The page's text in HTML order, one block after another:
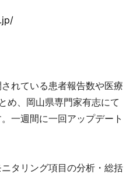
れている患者報告数や医療
め、岡山県専門家有志にて
一週間に一回アップデート
タリング項目の分析・総括